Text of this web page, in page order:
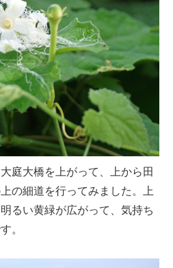
庭大橋を上がって、上から田
の細道を行ってみました。上
るい黄緑が広がって、気持ち
。